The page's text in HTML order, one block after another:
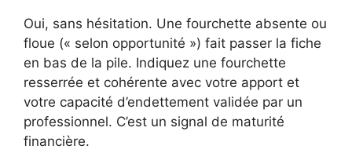
Oui, sans hésitation. Une fourchette absente ou
floue (« selon opportunité ») fait passer la fiche
en bas de la pile. Indiquez une fourchette
resserrée et cohérente avec votre apport et
votre capacité d’endettement validée par un
professionnel. C’est un signal de maturité
financière.